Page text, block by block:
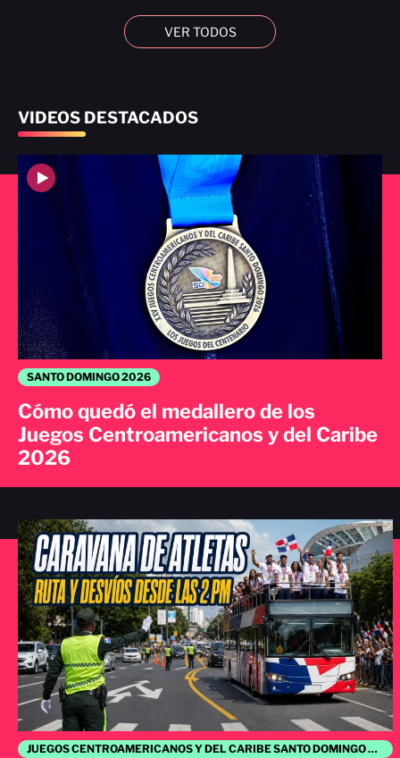
VER TODOS
VIDEOS DESTACADOS
JUEGOS CENTROAMERICANOS Y DEL CARIBE SANTO DOMINGO 2026
SANTO DOMINGO 2026
Cómo quedó el medallero de los
Juegos Centroamericanos y del Caribe
2026